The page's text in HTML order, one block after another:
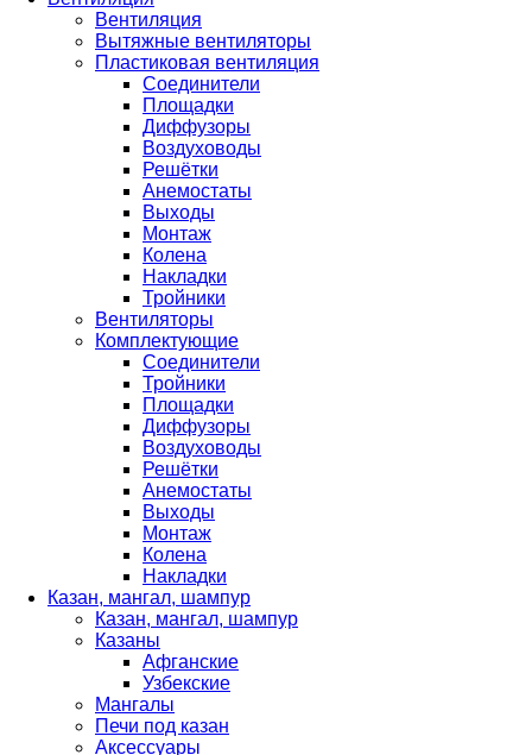
Вентиляция
Вытяжные вентиляторы
Пластиковая вентиляция
Соединители
Площадки
Диффузоры
Воздуховоды
Решётки
Анемостаты
Выходы
Монтаж
Колена
Накладки
Тройники
Вентиляторы
Комплектующие
Соединители
Тройники
Площадки
Диффузоры
Воздуховоды
Решётки
Анемостаты
Выходы
Монтаж
Колена
Накладки
Казан, мангал, шампур
Казан, мангал, шампур
Казаны
Афганские
Узбекские
Мангалы
Печи под казан
Аксессуары